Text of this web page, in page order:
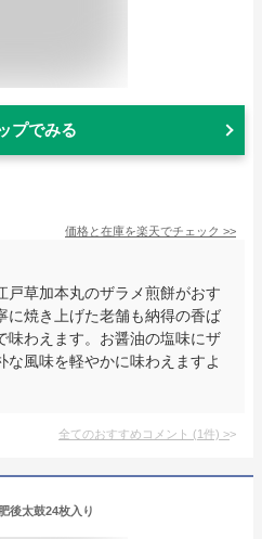
プでみる
価格と在庫を楽天でチェック >>
戸草加本丸のザラメ煎餅がおす
に焼き上げた老舗も納得の香ば
味わえます。お醤油の塩味にザ
な風味を軽やかに味わえますよ
全てのおすすめコメント (1件) >
肥後太鼓24枚入り